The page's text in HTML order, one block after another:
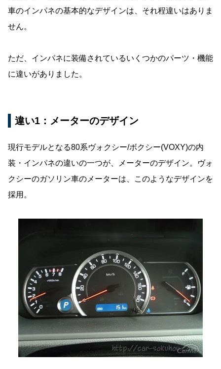
車のインパネの基本的なデザインは、それ程違いはありま
せん。
ただ、インパネに装備されているいくつかのパーツ・機能
に違いがありました。
違い1：メーターのデザイン
現行モデルとなる80系ヴォクシー/ボクシー(VOXY)の内
装・インパネの違いの一つが、メーターのデザイン。ヴォ
クシーのガソリン車のメーターは、このようなデザインを
採用。